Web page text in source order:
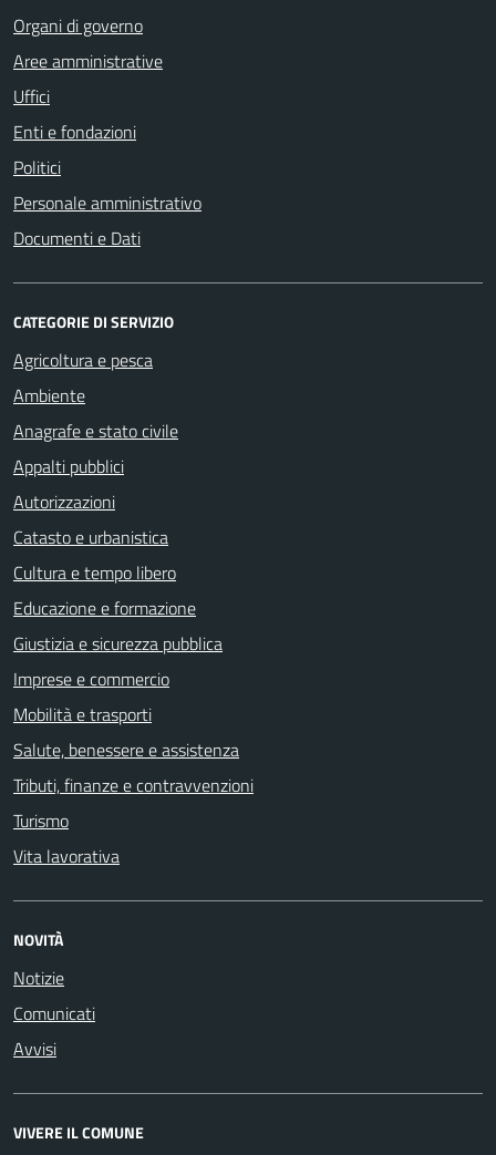
Organi di governo
Aree amministrative
Uffici
Enti e fondazioni
Politici
Personale amministrativo
Documenti e Dati
CATEGORIE DI SERVIZIO
Agricoltura e pesca
Ambiente
Anagrafe e stato civile
Appalti pubblici
Autorizzazioni
Catasto e urbanistica
Cultura e tempo libero
Educazione e formazione
Giustizia e sicurezza pubblica
Imprese e commercio
Mobilità e trasporti
Salute, benessere e assistenza
Tributi, finanze e contravvenzioni
Turismo
Vita lavorativa
NOVITÀ
Notizie
Comunicati
Avvisi
VIVERE IL COMUNE